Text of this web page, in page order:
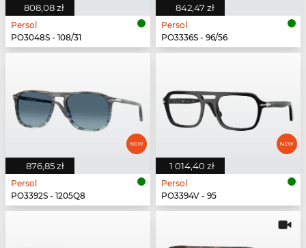
808,08 zł
Persol
PO3048S - 108/31
842,47 zł
Persol
PO3336S - 96/56
876,85 zł
Persol
PO3392S - 1205Q8
1 014,40 zł
Persol
PO3394V - 95